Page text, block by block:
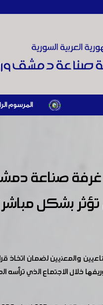
المرسوم الرئاسي رقم /69/ لعام 2026 .. دعم ضريبي للمنشآت المتضررة في إطار مسار التعافي الاقتصادي
صناعة
تؤثر بشكل
والمعنيين لضمان
خلال الاجتماع الذي